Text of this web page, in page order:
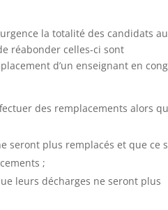
la totalité des candidats
réabonder celles-ci sont
d’un enseignant en
des remplacements alors
seront plus remplacés et que ce
;
leurs décharges ne seront plus